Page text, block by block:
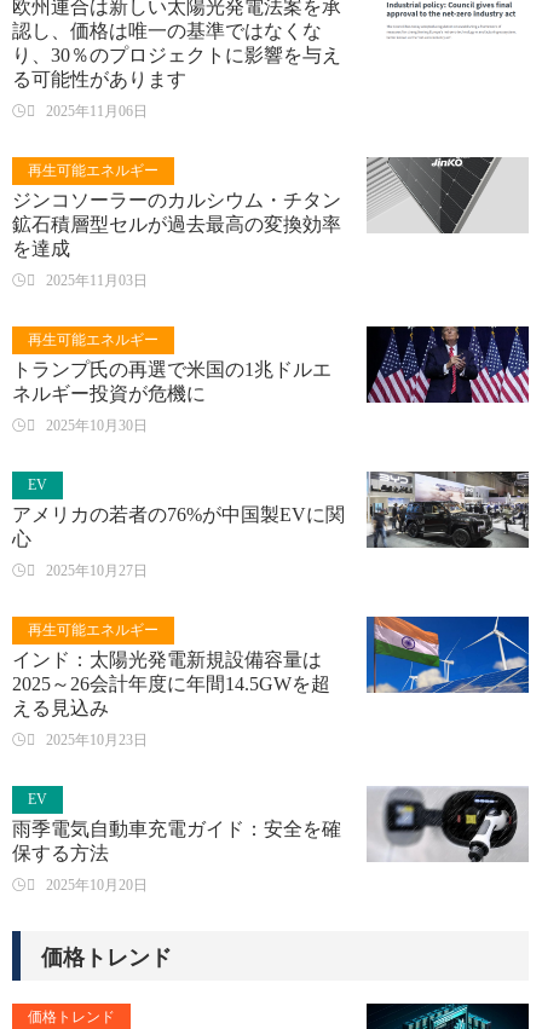
欧州連合は新しい太陽光発電法案を承
認し、価格は唯一の基準ではなくな
り、30％のプロジェクトに影響を与え
る可能性があります
 2025年11月06日
再生可能エネルギー
ジンコソーラーのカルシウム・チタン
鉱石積層型セルが過去最高の変換効率
を達成
 2025年11月03日
再生可能エネルギー
トランプ氏の再選で米国の1兆ドルエ
ネルギー投資が危機に
 2025年10月30日
EV
アメリカの若者の76%が中国製EVに関
心
 2025年10月27日
再生可能エネルギー
インド：太陽光発電新規設備容量は
2025～26会計年度に年間14.5GWを超
える見込み
 2025年10月23日
EV
雨季電気自動車充電ガイド：安全を確
保する方法
 2025年10月20日
価格トレンド
価格トレンド